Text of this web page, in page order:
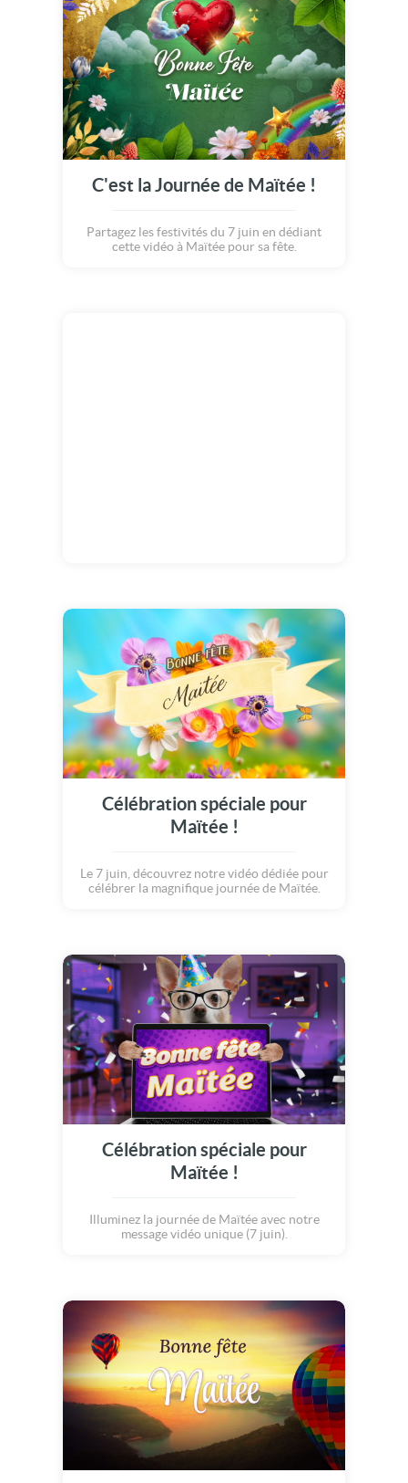
C'est la Journée de Maïtée !
Partagez les festivités du 7 juin en dédiant
cette vidéo à Maïtée pour sa fête.
Célébration spéciale pour
Maïtée !
Le 7 juin, découvrez notre vidéo dédiée pour
célébrer la magnifique journée de Maïtée.
Célébration spéciale pour
Maïtée !
Illuminez la journée de Maïtée avec notre
message vidéo unique (7 juin).